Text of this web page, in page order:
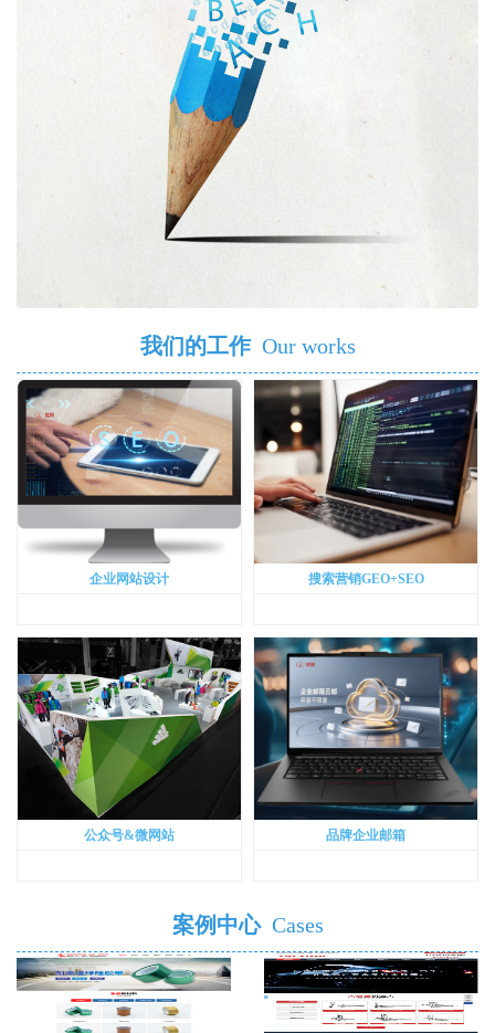
我们的工作 Our works
企业网站设计 搜索营销GEO+SEO
公众号&微网站 品牌企业邮箱
案例中心 Cases